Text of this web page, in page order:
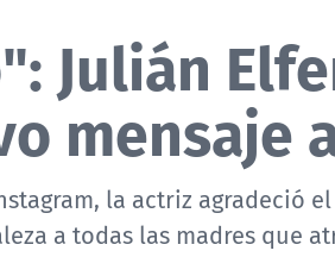
Julián
mensaje
la actriz agradeció
a todas las madres que